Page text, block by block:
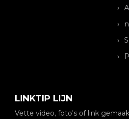
LINKTIP LIJN
Vette video, foto's of link